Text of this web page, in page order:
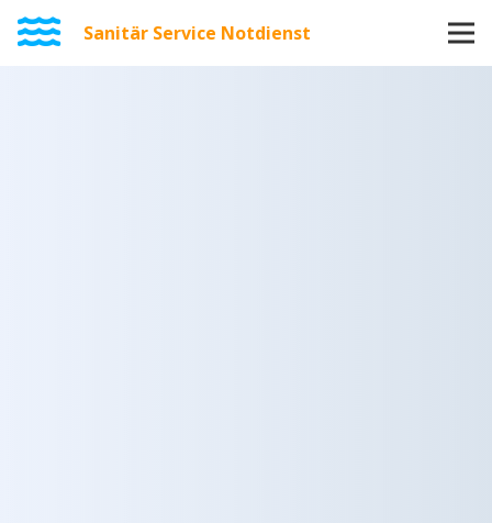
Sanitär Service Notdienst